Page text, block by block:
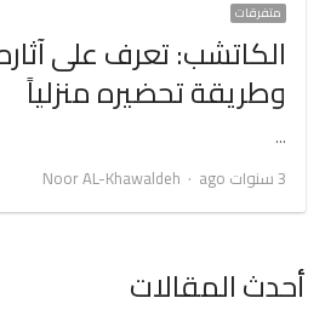
متفرقات
الكاتشب: تعرف على آثاره
وطريقة تحضيره منزلياً
…
3 سنوات ago
Author
Noor AL-Khawaldeh
أحدث المقالات